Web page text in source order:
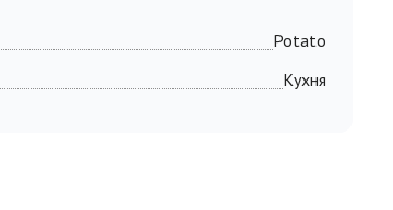
Potato
Кухня